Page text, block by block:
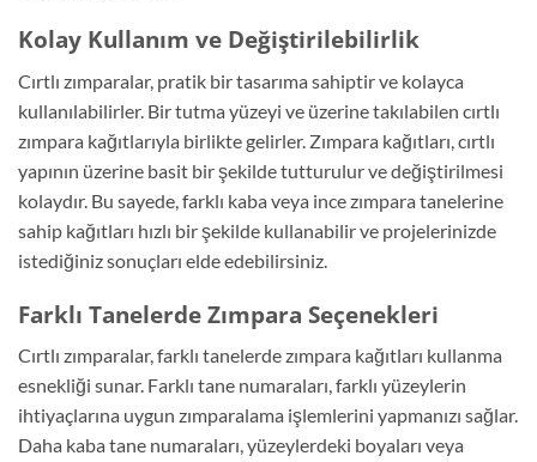
Kolay Kullanım ve Değiştirilebilirlik
Cırtlı zımparalar, pratik bir tasarıma sahiptir ve kolayca
kullanılabilirler. Bir tutma yüzeyi ve üzerine takılabilen cırtlı
zımpara kağıtlarıyla birlikte gelirler. Zımpara kağıtları, cırtlı
yapının üzerine basit bir şekilde tutturulur ve değiştirilmesi
kolaydır. Bu sayede, farklı kaba veya ince zımpara tanelerine
sahip kağıtları hızlı bir şekilde kullanabilir ve projelerinizde
istediğiniz sonuçları elde edebilirsiniz.
Farklı Tanelerde Zımpara Seçenekleri
Cırtlı zımparalar, farklı tanelerde zımpara kağıtları kullanma
esnekliği sunar. Farklı tane numaraları, farklı yüzeylerin
ihtiyaçlarına uygun zımparalama işlemlerini yapmanızı sağlar.
Daha kaba tane numaraları, yüzeylerdeki boyaları veya